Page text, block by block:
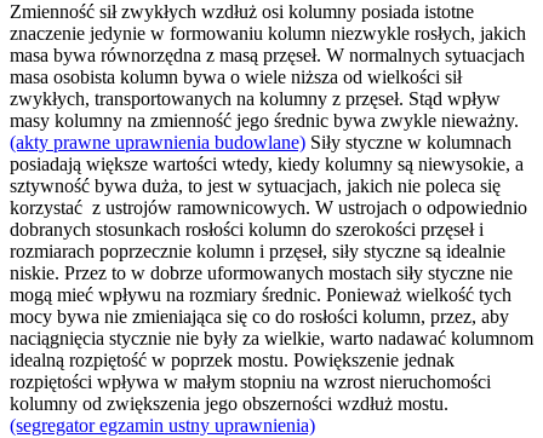
Zmienność sił zwykłych wzdłuż osi kolumny posiada istotne
znaczenie jedynie w formowaniu kolumn niezwykle rosłych, jakich
masa bywa równorzędna z masą przęseł. W normalnych sytuacjach
masa osobista kolumn bywa o wiele niższa od wielkości sił
zwykłych, transportowanych na kolumny z przęseł. Stąd wpływ
masy kolumny na zmienność jego średnic bywa zwykle nieważny.
(akty prawne uprawnienia budowlane) Siły styczne w kolumnach
posiadają większe wartości wtedy, kiedy kolumny są niewysokie, a
sztywność bywa duża, to jest w sytuacjach, jakich nie poleca się
korzystać z ustrojów ramownicowych. W ustrojach o odpowiednio
dobranych stosunkach rosłości kolumn do szerokości przęseł i
rozmiarach poprzecznie kolumn i przęseł, siły styczne są idealnie
niskie. Przez to w dobrze uformowanych mostach siły styczne nie
mogą mieć wpływu na rozmiary średnic. Ponieważ wielkość tych
mocy bywa nie zmieniająca się co do rosłości kolumn, przez, aby
naciągnięcia stycznie nie były za wielkie, warto nadawać kolumnom
idealną rozpiętość w poprzek mostu. Powiększenie jednak
rozpiętości wpływa w małym stopniu na wzrost nieruchomości
kolumny od zwiększenia jego obszerności wzdłuż mostu.
(segregator egzamin ustny uprawnienia)